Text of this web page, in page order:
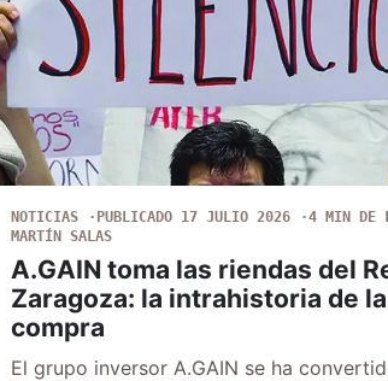
NOTICIAS PUBLICADO 17 JULIO 2026
4 MIN DE
MARTÍN SALAS
A.GAIN toma las riendas del
Zaragoza: la intrahistoria de la
compra
El grupo inversor A.GAIN se ha